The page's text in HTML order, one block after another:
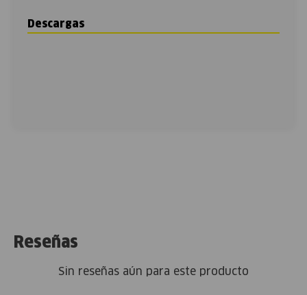
Descargas
Reseñas
Sin reseñas aún para este producto